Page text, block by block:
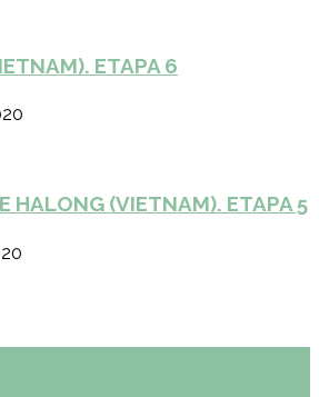
ETAPA 6
HALONG (VIETNAM). ETAPA 5